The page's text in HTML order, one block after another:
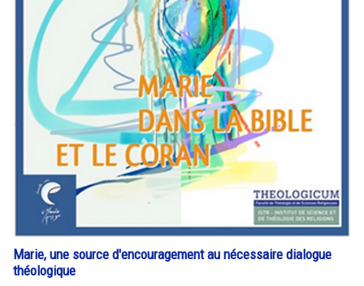
Marie, une source d'encouragement au nécessaire dialogue
théologique